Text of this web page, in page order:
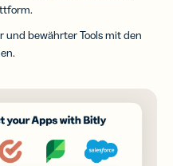
und bewährter Tools mit den